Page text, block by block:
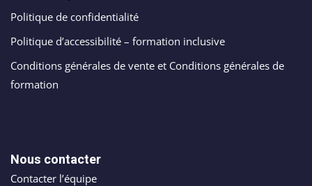
Politique de confidentialité
Politique d’accessibilité – formation inclusive
Conditions générales de vente et Conditions générales de
formation
Nous contacter
Contacter l’équipe